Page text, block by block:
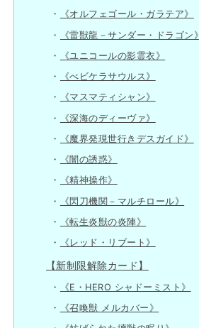
《オルフェゴール・ガラテア》
《雷獣龍－サンダー・ドラゴン》
《ユニコールの影霊衣》
《べビケラサウルス》
《マスマティシャン》
《深海のディーヴァ》
《魔界発現世行きデスガイド》
《闇の誘惑》
《精神操作》
《閃刀機関－マルチロール》
《転生炎獣の炎陣》
《レッド・リブート》
【新制限解除カード】
《E・HERO シャドーミスト》
《召喚獣 メルカバー》